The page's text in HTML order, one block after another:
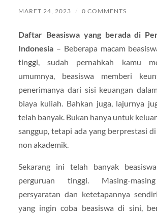
MARET 24, 2023 / 0 COMMENTS
Daftar Beasiswa yang berada di
Indonesia– Beberapa macam
tinggi, sudah pernahkah kamu
umumnya, beasiswa memberi
penerimanya dari sisi keuangan
biaya kuliah. Bahkan juga, lajurnya
telah banyak. Bukan hanya untuk
sanggup, tetapi ada yang berprestasi
non akademik.
Sekarang ini telah banyak
perguruan tinggi. Masing-
persyaratan dan ketetapannya
yang ingin coba beasiswa di sini,